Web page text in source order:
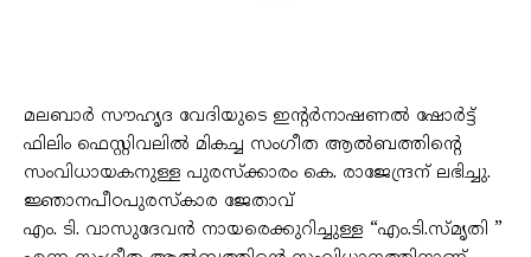
മലബാർ സൗഹൃദ വേദിയുടെ ഇൻ്റർനാഷണൽ ഷോർട്ട്
ഫിലിം ഫെസ്റ്റിവലിൽ മികച്ച സംഗീത ആൽബത്തിന്റെ
സംവിധായകനുള്ള പുരസ്ക്കാരം കെ. രാജേന്ദ്രന് ലഭിച്ചു.
ജ്ഞാനപീഠപുരസ്കാര ജേതാവ്
എം. ടി. വാസുദേവൻ നായരെക്കുറിച്ചുള്ള “എം.ടി.സ്മൃതി ”